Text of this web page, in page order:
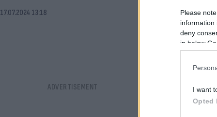
Please
information
deny
in below
I want
Opted
17.07.2024 13:18